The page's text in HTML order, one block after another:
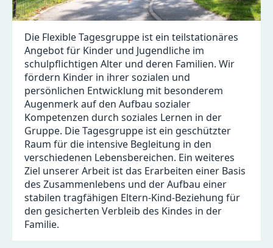
Die Flexible Tagesgruppe ist ein teilstationäres
Angebot für Kinder und Jugendliche im
schulpflichtigen Alter und deren Familien. Wir
fördern Kinder in ihrer sozialen und
persönlichen Entwicklung mit besonderem
Augenmerk auf den Aufbau sozialer
Kompetenzen durch soziales Lernen in der
Gruppe. Die Tagesgruppe ist ein geschützter
Raum für die intensive Begleitung in den
verschiedenen Lebensbereichen. Ein weiteres
Ziel unserer Arbeit ist das Erarbeiten einer Basis
des Zusammenlebens und der Aufbau einer
stabilen tragfähigen Eltern-Kind-Beziehung für
den gesicherten Verbleib des Kindes in der
Familie.